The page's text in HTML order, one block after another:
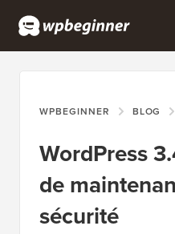
WPBEGINNER BLOG
WordPress
de
sécurité